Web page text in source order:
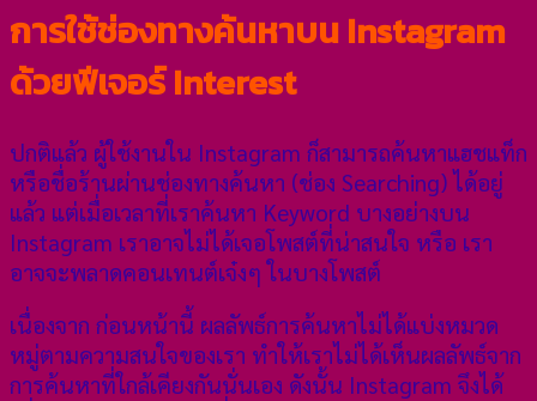
การใช้ช่องทางค้นหาบน Instagram
ด้วยฟีเจอร์ Interest
ปกติแล้ว ผู้ใช้งานใน Instagram ก็สามารถค้นหาแฮชแท็ก
หรือชื่อร้านผ่านช่องทางค้นหา (ช่อง Searching) ได้อยู่
แล้ว แต่เมื่อเวลาที่เราค้นหา Keyword บางอย่างบน
Instagram เราอาจไม่ได้เจอโพสต์ที่น่าสนใจ หรือ เรา
อาจจะพลาดคอนเทนต์เจ๋งๆ ในบางโพสต์
เนื่องจาก ก่อนหน้านี้ ผลลัพธ์การค้นหาไม่ได้แบ่งหมวด
หมู่ตามความสนใจของเรา ทำให้เราไม่ได้เห็นผลลัพธ์จาก
การค้นหาที่ใกล้เคียงกันนั่นเอง ดังนั้น Instagram จึงได้